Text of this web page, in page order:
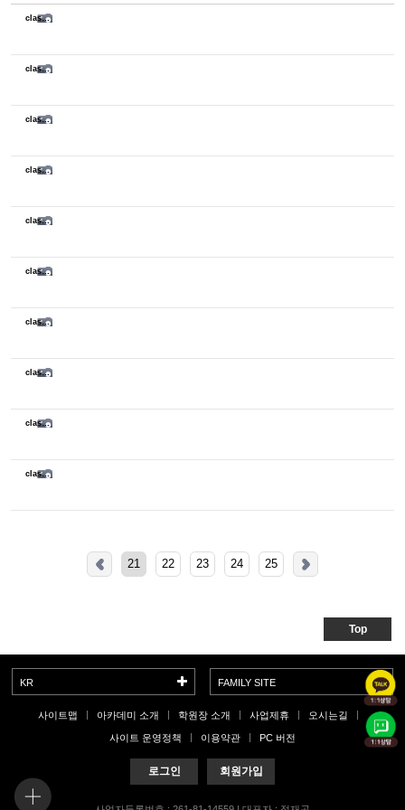
class sketch
class sketch
class sketch
class sketch
class sketch
class sketch
class sketch
class sketch
class sketch
class sketch
21 22 23 24 25
Top
KR FAMILY SITE
사이트맵 아카데미 소개 학원장 소개 사업제휴 오시는길
사이트 운영정책 이용약관 PC 버전
로그인 회원가입